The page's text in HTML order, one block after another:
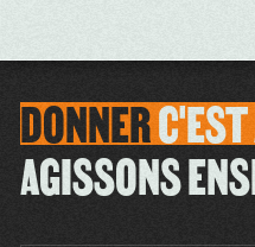
DONNERC'EST
AGISSONS